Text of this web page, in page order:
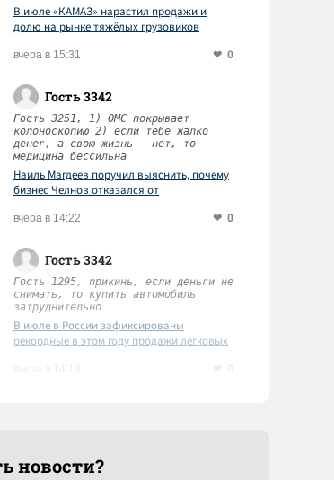
В июле «КАМАЗ» нарастил продажи и
долю на рынке тяжёлых грузовиков
вчера в 15:31 0
Гость 3342
Гость 3251, 1) ОМС покрывает
колоноскопию 2) если тебе жалко
денег, а свою жизнь - нет, то
медицина бессильна
Наиль Магдеев поручил выяснить, почему
бизнес Челнов отказался от
вчера в 14:22 0
Гость 3342
Гость 1295, прикинь, если деньги не
снимать, то купить автомобиль
затруднительно
В июле в России зафиксированы
рекордные в этом году продажи легковых
новости?